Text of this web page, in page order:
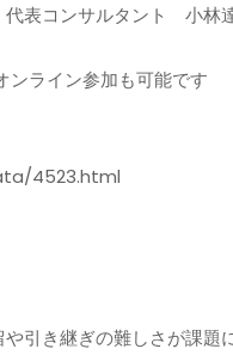
表コンサルタント 小林
ライン参加も可能です
4523.html
引き継ぎの難しさが課題